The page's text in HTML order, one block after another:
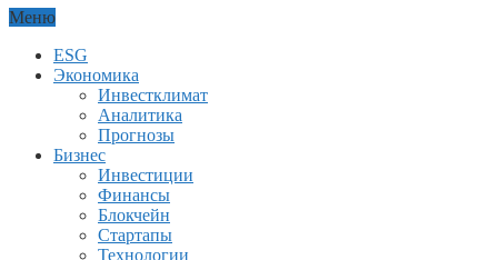
Меню
ESG
Экономика
Инвестклимат
Аналитика
Прогнозы
Бизнес
Инвестиции
Финансы
Блокчейн
Стартапы
Технологии